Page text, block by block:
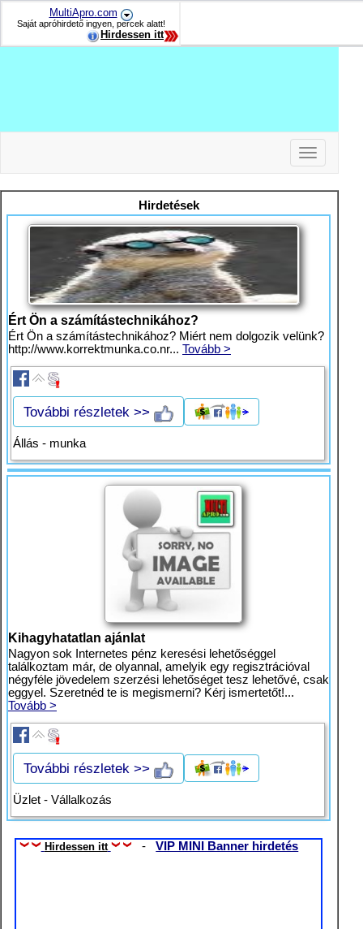
MultiApro.com
Saját apróhirdető ingyen, percek alatt!
Hirdessen itt
Toggle
navigation
-
-
Hirdetések
Ért Ön a számítástechnikához?
Ért Ön a számítástechnikához? Miért nem dolgozik velünk?
http://www.korrektmunka.co.nr... Tovább >
További részletek >>
Állás - munka
Kihagyhatatlan ajánlat
Nagyon sok Internetes pénz keresési lehetőséggel
találkoztam már, de olyannal, amelyik egy regisztrációval
négyféle jövedelem szerzési lehetőséget tesz lehetővé, csak
eggyel. Szeretnéd te is megismerni? Kérj ismertetőt!...
Tovább >
További részletek >>
Üzlet - Vállalkozás
Hirdessen itt -VIP MINI Banner hirdetés